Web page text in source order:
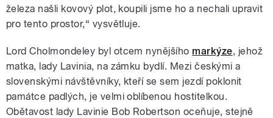
železa našli kovový plot, koupili jsme ho a nechali upravit
pro tento prostor,“ vysvětluje.
Lord Cholmondeley byl otcem nynějšího markýze, jehož
matka, lady Lavinia, na zámku bydlí. Mezi českými a
slovenskými návštěvníky, kteří se sem jezdí poklonit
památce padlých, je velmi oblíbenou hostitelkou.
Obětavost lady Lavinie Bob Robertson oceňuje, stejně